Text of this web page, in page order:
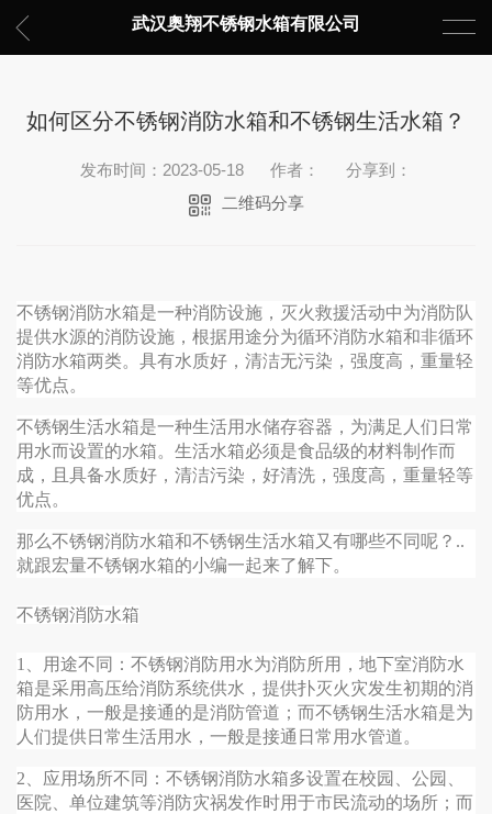
武汉奥翔不锈钢水箱有限公司
如何区分不锈钢消防水箱和不锈钢生活水箱？
发布时间：2023-05-18 作者：
分享到：
二维码分享
不锈钢消防水箱是一种消防设施，灭火救援活动中为消防队
提供水源的消防设施，根据用途分为循环消防水箱和非循环
消防水箱两类。具有水质好，清洁无污染，强度高，重量轻
等优点。
不锈钢生活水箱是一种生活用水储存容器，为满足人们日常
用水而设置的水箱。生活水箱必须是食品级的材料制作而
成，且具备水质好，清洁污染，好清洗，强度高，重量轻等
优点。
那么不锈钢消防水箱和不锈钢生活水箱又有哪些不同呢？..
就跟宏量不锈钢水箱的小编一起来了解下。
不锈钢消防水箱
1、用途不同：不锈钢消防用水为消防所用，地下室消防水
箱是采用高压给消防系统供水，提供扑灭火灾发生初期的消
防用水，一般是接通的是消防管道；而不锈钢生活水箱是为
人们提供日常生活用水，一般是接通日常用水管道。
2、应用场所不同：不锈钢消防水箱多设置在校园、公园、
医院、单位建筑等消防灾祸发作时用于市民流动的场所；而